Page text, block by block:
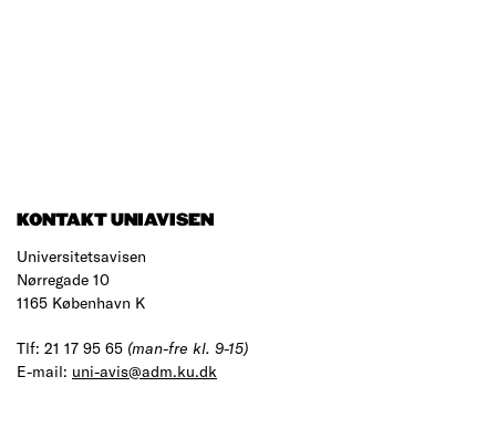
KONTAKT UNIAVISEN
Universitetsavisen
Nørregade 10
1165 København K
Tlf: 21 17 95 65 (man-fre kl. 9-15)
E-mail: uni-avis@adm.ku.dk